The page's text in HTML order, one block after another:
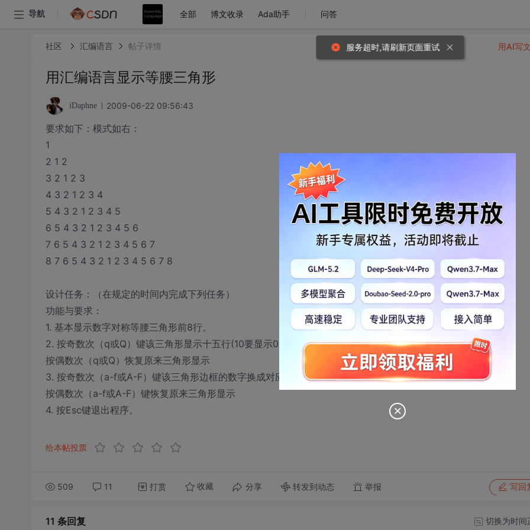
导航 全部 博文收录 Ada助手 问答
社区 汇编语言 帖子详情
用汇编语言显示等腰三角形
iDaphne 2009-06-22 09:56:43
要求如下：模式如右：
1
2 1 2
3 2 1 2 3
4 3 2 1 2 3 4
5 4 3 2 1 2 3 4 5
6 5 4 3 2 1 2 3 4 5 6
7 6 5 4 3 2 1 2 3 4 5 6 7
8 7 6 5 4 3 2 1 2 3 4 5 6 7 8
设计任务：（在规定的时间内完成下列任务）
功能与要求：
1. 基本显示数字对称等腰三角形前8行。
2. 按奇数次（q或Q）键该三角形显示十五行(10要显示0，11要显示1,…15要显示5)
按偶数次（q或Q）恢复原来三角形显示
3. 按奇数次（a-f或A-F）键该三角形边框的数字换成对应的字母（有大小写）
按偶数次（a-f或A-F）键恢复原来三角形显示
4. 按Esc键退出程序。
给本帖投票
509 11 打赏 收藏 分享 转发到动态 举报 写回
用AI写
11 条回复 切换为时间
服务超时,请刷新页面重试